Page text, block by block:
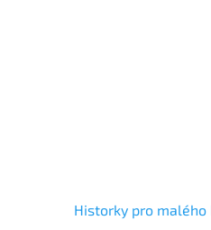
Historky pro malého